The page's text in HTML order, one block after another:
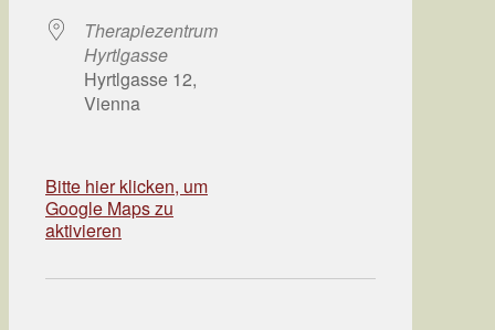
Bitte hier klicken, um
Google Maps zu
aktivieren
Therapiezentrum
Hyrtlgasse
Hyrtlgasse 12,
Vienna